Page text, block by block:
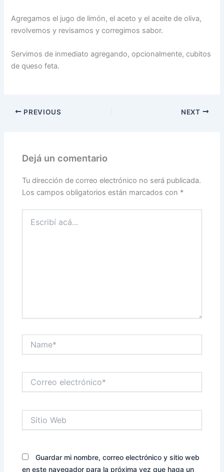
Agregamos el jugo de limón, el aceto y el aceite de oliva,
revolvemos y revisamos y corregimos sabor.
Servimos de inmediato agregando, opcionalmente, cubitos
de queso feta.
PREVIOUS NEXT
Dejá un comentario
Tu dirección de correo electrónico no será publicada.
Los campos obligatorios están marcados con *
acá...
electrónico*
Web
Guardar mi nombre, correo electrónico y sitio web
en este navegador para la próxima vez que haga un